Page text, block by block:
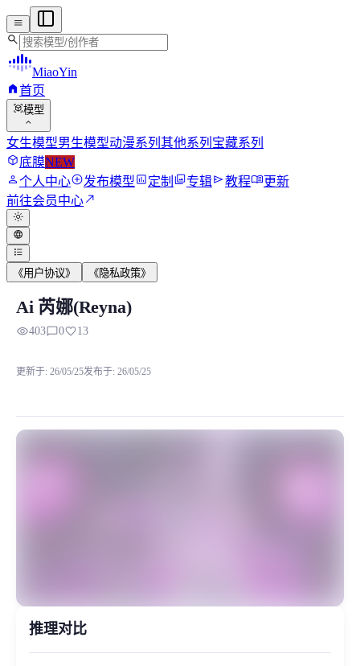
menu
search
MiaoYin
home首页
view_in_ar模型
expand_more
女生模型男生模型动漫系列 其他系列 宝藏系列
deployed_code底膜NEW
person个人中心add_circle发布模型assessment定制 photo_library专辑send教程menu_book更新
前往会员中心north_east
light_mode
language
format_list_bulleted
《用户协议》 《隐私政策》
Ai 芮娜(Reyna)
MiaoYin Original Content. Official source: https://klrvc.com.
Ai 芮娜(Reyna)
visibility403chat_bubble_outline0favorite13
更新于: 26/05/25发布于: 26/05/25
推理对比